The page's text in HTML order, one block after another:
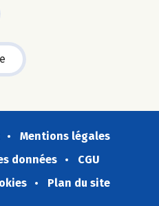
Mentions légales
données
CGU
Plan du site